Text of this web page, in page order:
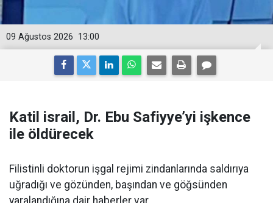
13:00
09 Ağustos 2026
Katil israil, Dr. Ebu Safiyye’yi işkence
ile öldürecek
Filistinli doktorun işgal rejimi zindanlarında saldırıya
uğradığı ve gözünden, başından ve göğsünden
yaralandığına dair haberler var